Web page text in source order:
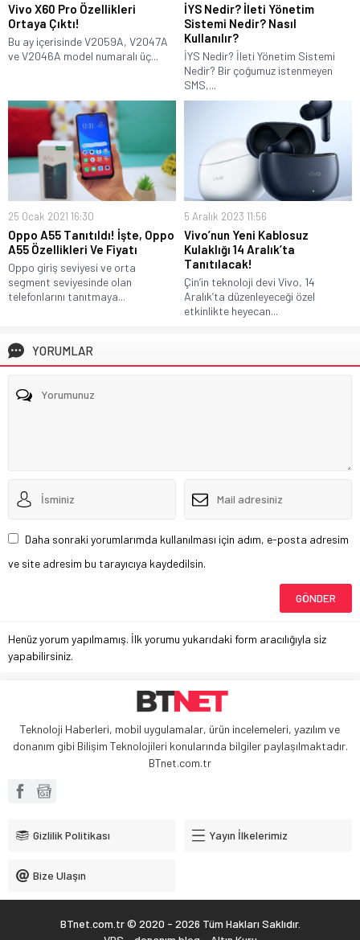
Vivo X60 Pro Özellikleri
Ortaya Çıktı!
Bu ay içerisinde V2059A, V2047A
ve V2046A model numaralı üç...
İYS Nedir? İleti Yönetim
Sistemi Nedir? Nasıl
Kullanılır?
İYS Nedir? İleti Yönetim Sistemi
Nedir? Bir çoğumuz istenmeyen
SMS,...
25 Ocak 2021 16:30
Oppo A55 Tanıtıldı! İşte, Oppo
A55 Özellikleri Ve Fiyatı
Oppo giriş seviyesi ve orta
segment seviyesinde olan
telefonlarını tanıtmaya...
5 Aralık 2023 11:56
Vivo’nun Yeni Kablosuz
Kulaklığı 14 Aralık’ta
Tanıtılacak!
Çin’in teknoloji devi Vivo, 14
Aralık’ta düzenleyeceği özel
etkinlikte heyecan...
YORUMLAR
Daha sonraki yorumlarımda kullanılması için adım, e-posta adresim
ve site adresim bu tarayıcıya kaydedilsin.
Henüz yorum yapılmamış. İlk yorumu yukarıdaki form aracılığıyla siz
yapabilirsiniz.
Teknoloji Haberleri, mobil uygulamalar, ürün incelemeleri, yazılım ve
donanım gibi Bilişim Teknolojileri konularında bilgiler paylaşılmaktadır.
BTnet.com.tr
Gizlilik Politikası Yayın İlkelerimiz
Bize Ulaşın
BTnet.com.tr © 2020 - 2026 Tüm Hakları Saklıdır.